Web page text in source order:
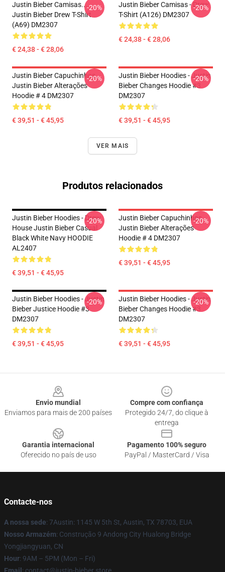
Justin Bieber Camisas...
Justin Bieber Drew T-Shirt
(A69) DM2307
€ 24,38 - € 28,06
-20%
Justin Bieber Camisas - Drew
T-Shirt (A126) DM2307
€ 24,38 - € 28,06
-20%
Justin Bieber Capuchinhos...
Justin Bieber Alterações
Hoodie # 4 DM2307
€ 39,51 - € 45,95
-20%
Justin Bieber Hoodies - Justin
Bieber Changes Hoodie #3
DM2307
€ 39,51 - € 45,95
-20%
VER MAIS
Produtos relacionados
Justin Bieber Hoodies - Drew
House Justin Bieber Casual
Black White Navy HOODIE
AL2407
€ 39,51 - € 45,95
-20%
Justin Bieber Capuchinhos...
Justin Bieber Alterações
Hoodie # 4 DM2307
€ 39,51 - € 45,95
-20%
Justin Bieber Hoodies - Justin
Bieber Justice Hoodie #3
DM2307
€ 39,51 - € 45,95
-20%
Justin Bieber Hoodies - Justin
Bieber Changes Hoodie #3
DM2307
€ 39,51 - € 45,95
-20%
Envio mundial
Enviamos para mais de 200 países
Compre com confiança
Protegido 24/7, do clique à
entrega
Garantia internacional
Oferecido no país de uso
Pagamento 100% seguro
PayPal / MasterCard / Visa
Contacte-nos
A nossa sede: 7Austin: 1145 W 5th St, Austin, TX 78703, EUA
Nosso Armazém: Construção 9 Andong City Hualong Bridge
Yongjiangyuan, CN
Hour: 9AM – 5PM (Mon – Fri)